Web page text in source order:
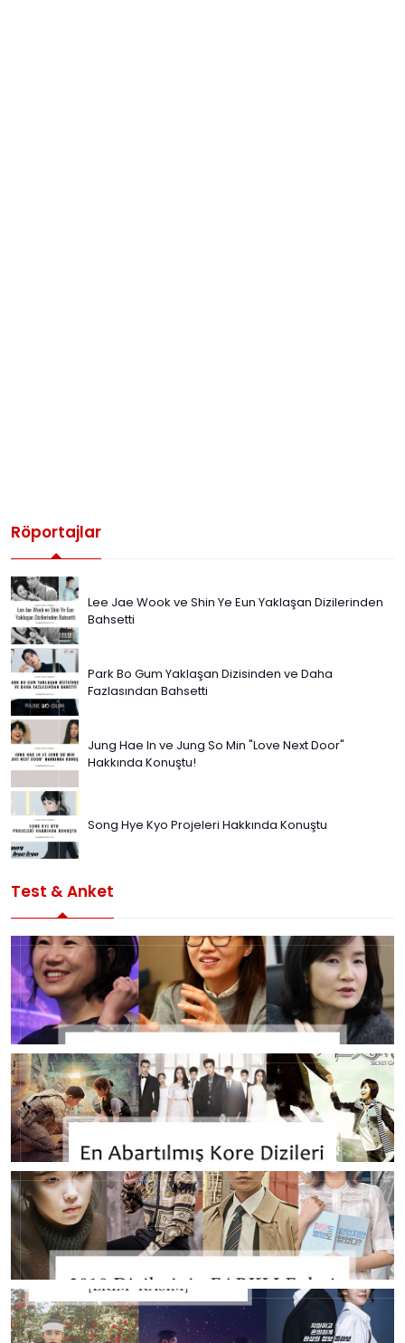
Röportajlar
Lee Jae Wook ve Shin Ye Eun Yaklaşan Dizilerinden
Bahsetti
Park Bo Gum Yaklaşan Dizisinden ve Daha
Fazlasından Bahsetti
Jung Hae In ve Jung So Min "Love Next Door"
Hakkında Konuştu!
Song Hye Kyo Projeleri Hakkında Konuştu
Test & Anket